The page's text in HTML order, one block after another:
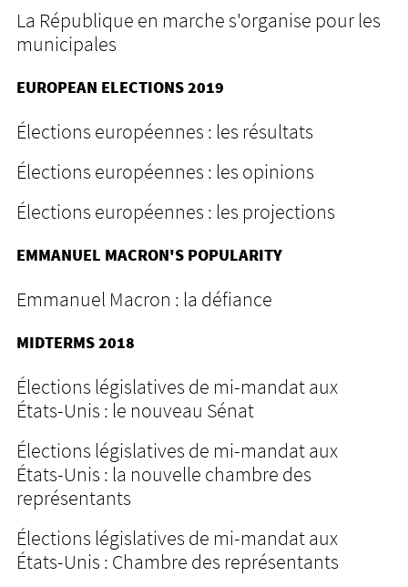
La République en marche s'organise pour les
municipales
EUROPEAN ELECTIONS 2019
Élections européennes : les résultats
Élections européennes : les opinions
Élections européennes : les projections
EMMANUEL MACRON'S POPULARITY
Emmanuel Macron : la défiance
MIDTERMS 2018
Élections législatives de mi-mandat aux
États-Unis : le nouveau Sénat
Élections législatives de mi-mandat aux
États-Unis : la nouvelle chambre des
représentants
Élections législatives de mi-mandat aux
États-Unis : Chambre des représentants